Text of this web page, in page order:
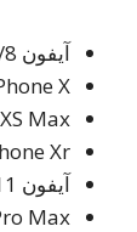
آيفون 8/8 بلس
X
Max
Xr
آيفون 11
Max *